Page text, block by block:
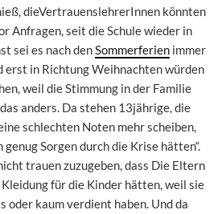
dieVertrauenslehrerInnen könnten
Anfragen, seit die Schule wieder in
sei es nach denSommerferien immer
erst in Richtung Weihnachten würden
weil die Stimmung in der Familie
anders. Da stehen 13jährige, die
schlechten Noten mehr scheiben,
Sorgen durch die Krise hätten“.
trauen zuzugeben, dass Die Eltern
für die Kinder hätten, weil sie
oder kaum verdient haben. Und da